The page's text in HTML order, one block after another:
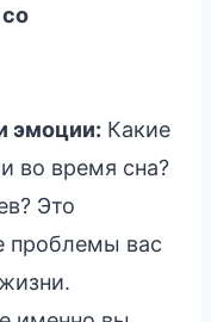
эмоции: Какие
во время сна?
Это
проблемы вас